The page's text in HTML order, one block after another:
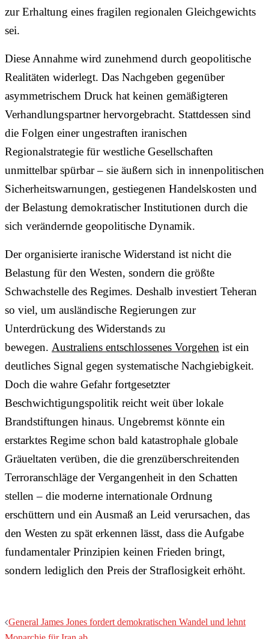
zur Erhaltung eines fragilen regionalen Gleichgewichts
sei.
Diese Annahme wird zunehmend durch geopolitische
Realitäten widerlegt. Das Nachgeben gegenüber
asymmetrischem Druck hat keinen gemäßigteren
Verhandlungspartner hervorgebracht. Stattdessen sind
die Folgen einer ungestraften iranischen
Regionalstrategie für westliche Gesellschaften
unmittelbar spürbar – sie äußern sich in innenpolitischen
Sicherheitswarnungen, gestiegenen Handelskosten und
der Belastung demokratischer Institutionen durch die
sich verändernde geopolitische Dynamik.
Der organisierte iranische Widerstand ist nicht die
Belastung für den Westen, sondern die größte
Schwachstelle des Regimes. Deshalb investiert Teheran
so viel, um ausländische Regierungen zur
Unterdrückung des Widerstands zu
bewegen. Australiens entschlossenes Vorgehen ist ein
deutliches Signal gegen systematische Nachgiebigkeit.
Doch die wahre Gefahr fortgesetzter
Beschwichtigungspolitik reicht weit über lokale
Brandstiftungen hinaus. Ungebremst könnte ein
erstarktes Regime schon bald katastrophale globale
Gräueltaten verüben, die die grenzüberschreitenden
Terroranschläge der Vergangenheit in den Schatten
stellen – die moderne internationale Ordnung
erschüttern und ein Ausmaß an Leid verursachen, das
den Westen zu spät erkennen lässt, dass die Aufgabe
fundamentaler Prinzipien keinen Frieden bringt,
sondern lediglich den Preis der Straflosigkeit erhöht.
Beitragsnavigation
General James Jones fordert demokratischen Wandel und lehnt